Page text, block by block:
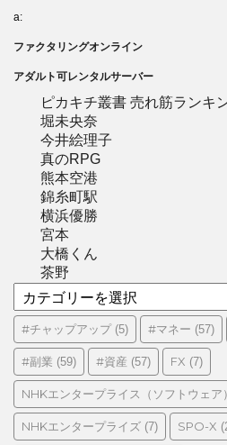
a:
ファクタリングオンライン
アダルト可レンタルサーバー
ピカキチ叢書 売れ筋ランキ
堀未央奈
今井絵理子
真のRPG
熊本空港
錦糸町駅
横浜優勝
宮本
大橋くん
茶野
テ
ゴ
リ
ー
#チャップアップ(5) #マネー (57)
#副業 (59) #資産 (57) FX (7)
NHKエンタープライス（ソフトウェア）
NHKエンタープライズ (7) SPO-X